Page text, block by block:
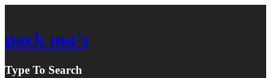
pack ma's
Type To Search